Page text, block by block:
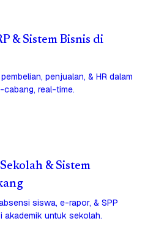
& Sistem Bisnis di
penjualan, & HR dalam
real-time.
& Sistem
siswa, e-rapor, & SPP
untuk sekolah.